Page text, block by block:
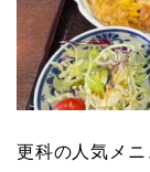
更科の人気メ